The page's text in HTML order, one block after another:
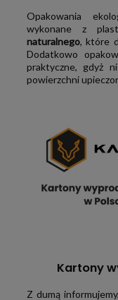
Opakowania
wykonane z
naturalnego , które
Dodatkowo
praktyczne, gdyż